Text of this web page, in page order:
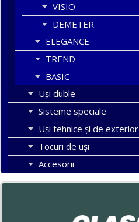
VISIO
DEMETER
ELEGANCE
TREND
BASIC
Uşi duble
Sisteme speciale
Uși tehnice și de exterior
Tocuri de uși
Accesorii